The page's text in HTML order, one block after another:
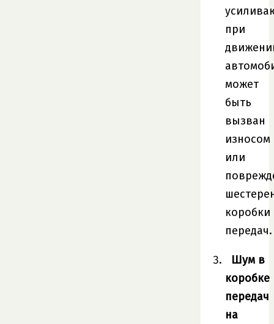
при
может
быть
вызван
износом
или
коробки
передач.
Шум в
коробке
передач
на